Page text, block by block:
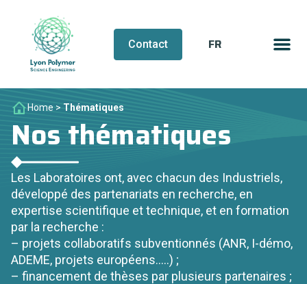
Contact FR
EN
Home > Thématiques
Nos thématiques
Les Laboratoires ont, avec chacun des Industriels,
développé des partenariats en recherche, en
expertise scientifique et technique, et en formation
par la recherche :
– projets collaboratifs subventionnés (ANR, I-démo,
ADEME, projets européens…..) ;
– financement de thèses par plusieurs partenaires ;